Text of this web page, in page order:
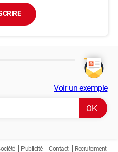
Voir un exemple
Publicité Contact Recrutement